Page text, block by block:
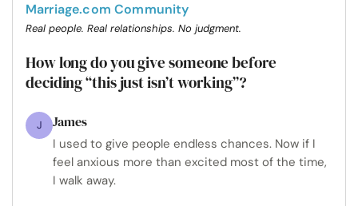
Marriage.com Community
Real people. Real relationships. No judgment.
How long do you give someone before
deciding “this just isn’t working”?
J James
I used to give people endless chances. Now if I
feel anxious more than excited most of the time,
I walk away.